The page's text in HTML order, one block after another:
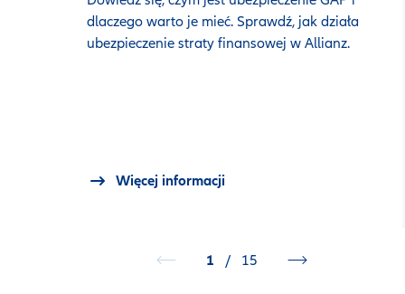
dlaczego warto je mieć. Sprawdź, jak działa
ubezpieczenie straty finansowej w Allianz.
Więcej informacji
1 / 15